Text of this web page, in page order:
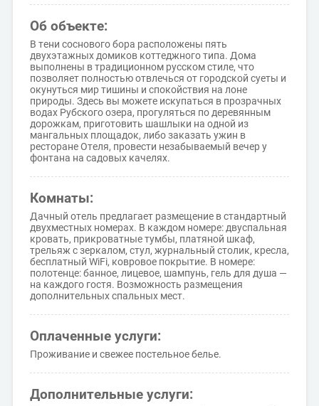
Об объекте:
В тени соснового бора расположены пять
двухэтажных домиков коттеджного типа. Дома
выполнены в традиционном русском стиле, что
позволяет полностью отвлечься от городской суеты и
окунуться мир тишины и спокойствия на лоне
природы. Здесь вы можете искупаться в прозрачных
водах Рубского озера, прогуляться по деревянным
дорожкам, приготовить шашлыки на одной из
мангальных площадок, либо заказать ужин в
ресторане Отеля, провести незабываемый вечер у
фонтана на садовых качелях.
Комнаты:
Дачный отель предлагает размещение в стандартный
двухместных номерах. В каждом номере: двуспальная
кровать, прикроватные тумбы, платяной шкаф,
трельяж с зеркалом, стул, журнальный столик, кресла,
бесплатный WiFi, ковровое покрытие. В номере:
полотенце: банное, лицевое, шампунь, гель для душа —
на каждого гостя. Возможность размещения
дополнительных спальных мест.
Оплаченные услуги:
Проживание и свежее постельное белье.
Дополнительные услуги: